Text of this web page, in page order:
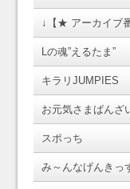
↓【★ アーカイブ
Lの魂”えるたま”
キラリJUMPIES
お元気さまばんざ
スポっち
み～んなげんきっ